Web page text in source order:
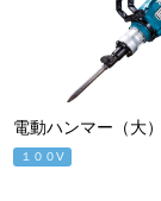
電動ハンマー（大）
１００V